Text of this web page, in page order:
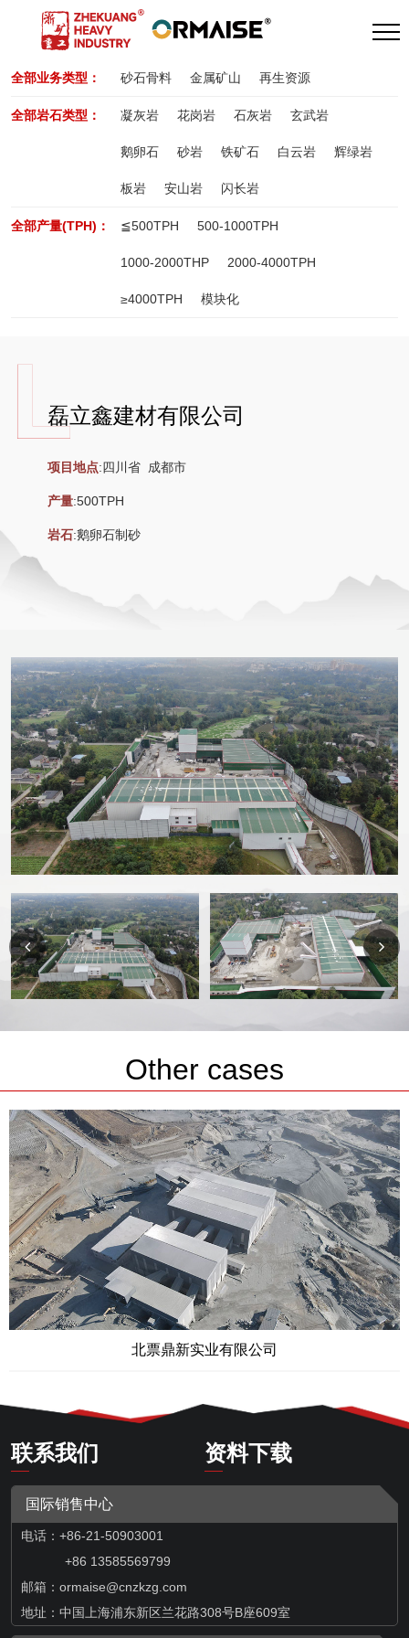
全部业务类型： 砂石骨料 金属矿山 再生资源
全部岩石类型： 凝灰岩 花岗岩 石灰岩 玄武岩
鹅卵石 砂岩 铁矿石 白云岩 辉绿岩
板岩 安山岩 闪长岩
全部产量(TPH)： ≦500TPH 500-1000TPH
1000-2000THP 2000-4000TPH
≥4000TPH 模块化
磊立鑫建材有限公司
项目地点:四川省 成都市
产量:500TPH
岩石:鹅卵石制砂
Other cases
北票鼎新实业有限公司
联系我们 资料下载
国际销售中心
电话：+86-21-50903001
+86 13585569799
邮箱： ormaise@cnzkzg.com
地址：中国上海浦东新区兰花路308号B座609室